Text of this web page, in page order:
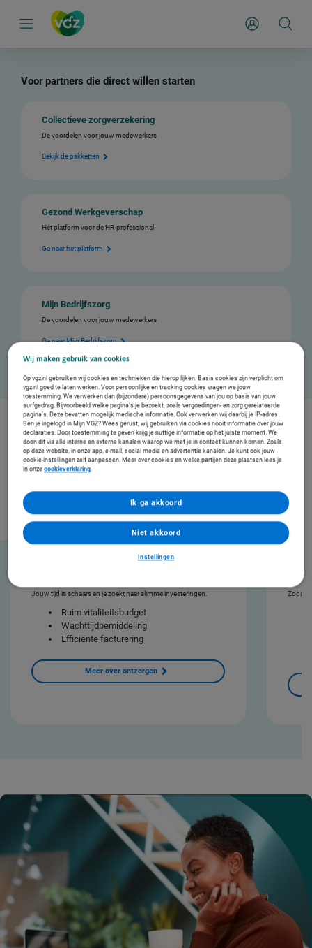
Mijn Zakelijk
Voor partners die direct willen starten
Collectieve zorgverzekering
De voordelen voor jouw medewerkers
Bekijk de pakketten
Gezond Werkgeverschap
Hét platform voor de HR-professional
Ga naar het platform
Mijn Bedrijfszorg
De voordelen voor jouw medewerkers
Ga naar Mijn Bedrijfszorg
Nog geen partner in vitaliteit?
Wij leggen graag aan je uit hoe wij jouw partner in vitaliteit kunnen zijn. Heb je al een beleid? Of
begin je met vitaliteit? Wij helpen je de vitaliteit in je organisatie te vergroten met 3 pijlers.
Jouw tijd is schaars en je zoekt naar slimme investeringen.
Ruim vitaliteitsbudget
Wachttijdbemiddeling
Efficiënte facturering
Meer over ontzorgen
Zodat
Wij maken gebruik van cookies
Op vgz.nl gebruiken wij cookies en technieken die hierop lijken. Basis cookies zijn verplicht om
vgz.nl goed te laten werken. Voor persoonlijke en tracking cookies vragen we jouw
toestemming. We verwerken dan (bijzondere) persoonsgegevens van jou op basis van jouw
surfgedrag. Bijvoorbeeld welke pagina’s je bezoekt, zoals vergoedingen- en zorg gerelateerde
pagina’s. Deze bevatten mogelijk medische informatie. Ook verwerken wij daarbij je IP-adres.
Ben je ingelogd in Mijn VGZ? Wees gerust, wij gebruiken via cookies nooit informatie over jouw
declaraties. Door toestemming te geven krijg je nuttige informatie op het juiste moment. We
doen dit via alle interne en externe kanalen waarop we met je in contact kunnen komen. Zoals
op deze website, in onze app, e-mail, social media en advertentie kanalen. Je kunt ook jouw
cookie-instellingen zelf aanpassen. Meer over cookies en welke partijen deze plaatsen lees je
in onzecookieverklaring.
Instellingen
Niet akkoord
Ik ga akkoord